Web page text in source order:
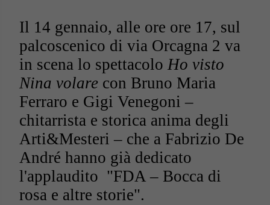
Il 14 gennaio, alle ore ore 17, sul
palcoscenico di via Orcagna 2 va
in scena lo spettacolo Ho visto
Nina volare con Bruno Maria
Ferraro e Gigi Venegoni –
chitarrista e storica anima degli
Arti&Mesteri – che a Fabrizio De
André hanno già dedicato
l'applaudito "FDA – Bocca di
rosa e altre storie".